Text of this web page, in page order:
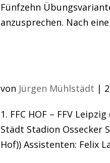
Fünfzehn
anzusprechen. Nach
von Jürgen Mühlstädt |
1. FFC HOF – FFV
Städt Stadion Ossecker
Hof)) Assistenten: Felix